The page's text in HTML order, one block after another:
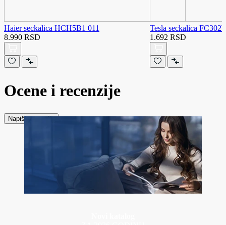
Haier seckalica HCH5B1 011
8.990 RSD
Tesla seckalica
1.692 RSD
Ocene i recenzije
Napiši recenziju